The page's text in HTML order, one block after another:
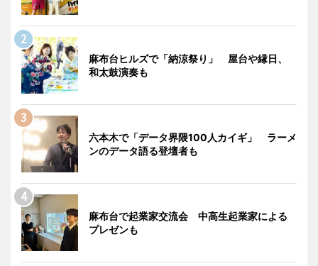
麻布台ヒルズで「納涼祭り」 屋台や縁日、
和太鼓演奏も
六本木で「データ界隈100人カイギ」 ラーメ
ンのデータ語る登壇者も
麻布台で起業家交流会 中高生起業家による
プレゼンも